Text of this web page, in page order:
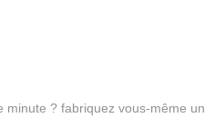
minute ? fabriquez vous-même un